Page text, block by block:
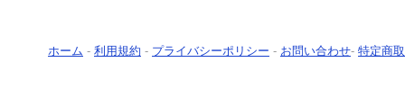
ホーム - 利用規約 - プライバシーポリシー - お問い合わせ- 特定商